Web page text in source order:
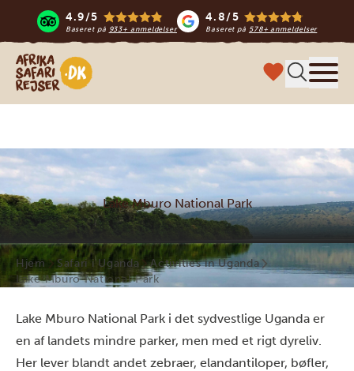
4.9/5
Baseret på 933+ anmeldelser
4.8/5
Baseret på 578+ anmeldelser
Safari-rejser i Afrika
Lake Mburo National Park
Hjem Safari i Uganda
Activities in Uganda
Lake Mburo National Park
Lake Mburo National Park i det sydvestlige Uganda er
en af landets mindre parker, men med et rigt dyreliv.
Her lever blandt andet zebraer, elandantiloper, bøfler,